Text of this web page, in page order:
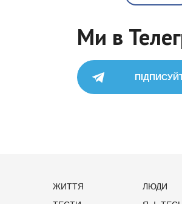
Ми в
ЖИТТЯ
ЛЮДИ